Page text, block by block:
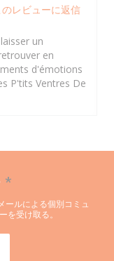
のレビューに返信
un
en
d'émotions
P'tits Ventres De
*
ールによる個別コミュ
を受け取る。